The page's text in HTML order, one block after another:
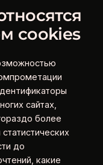
cookies
сайтах,
более
до
какие